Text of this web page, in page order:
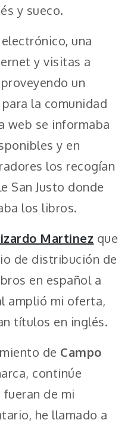
y sueco.
una
y visitas a
un
la comunidad
web se informaba
y en
los recogían
San Justo donde
los libros.
Martinez que
de distribución de
en español a
amplió mi oferta,
títulos en inglés.
de Campo
continúe
de mi
he llamado a